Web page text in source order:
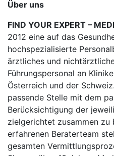
Über uns
FIND YOUR EXPERT –
2012 eine auf das
hochspezialisierte
ärztliches und
Führungspersonal an
Österreich und der
passende Stelle mit dem
Berücksichtigung der
zielgerichtet zusammen zu
erfahrenen Beraterteam
gesamten